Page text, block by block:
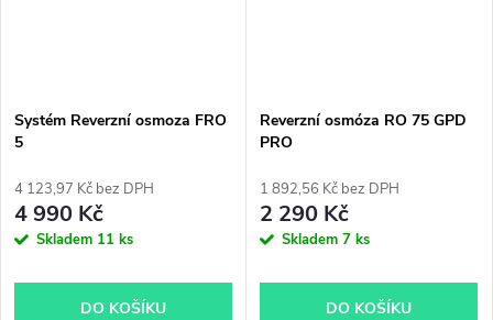
Systém Reverzní osmoza FRO
5
4 123,97 Kč bez DPH
4 990 Kč
Skladem 11 ks
DO KOŠÍKU
Reverzní osmóza RO 75 GPD
PRO
1 892,56 Kč bez DPH
2 290 Kč
Skladem 7 ks
DO KOŠÍKU